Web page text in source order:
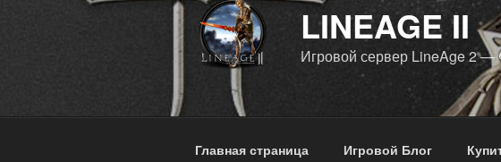
LINEAGE II
Игровой сервер LineAge 2 —
Главная страница Игровой Блог